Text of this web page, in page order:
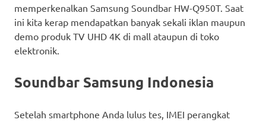
memperkenalkan Samsung Soundbar HW-Q950T. Saat
ini kita kerap mendapatkan banyak sekali iklan maupun
demo produk TV UHD 4K di mall ataupun di toko
elektronik.
Soundbar Samsung Indonesia
Setelah smartphone Anda lulus tes, IMEI perangkat